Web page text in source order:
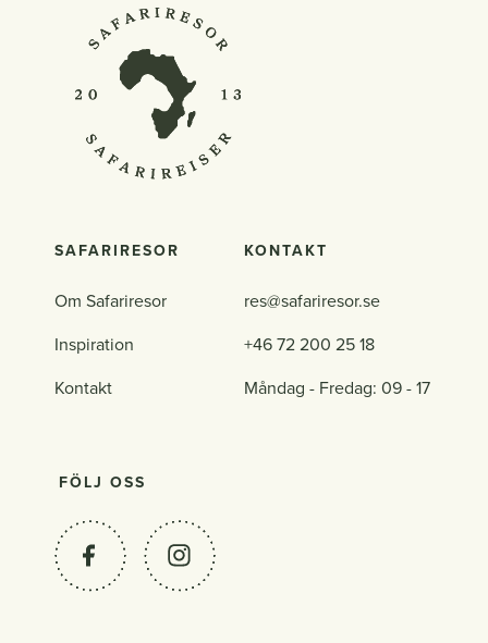
SAFARIRESOR
Om Safariresor
Inspiration
Kontakt
KONTAKT
res@safariresor.se
+46 72 200 25 18
Måndag - Fredag: 09 - 17
FÖLJ OSS